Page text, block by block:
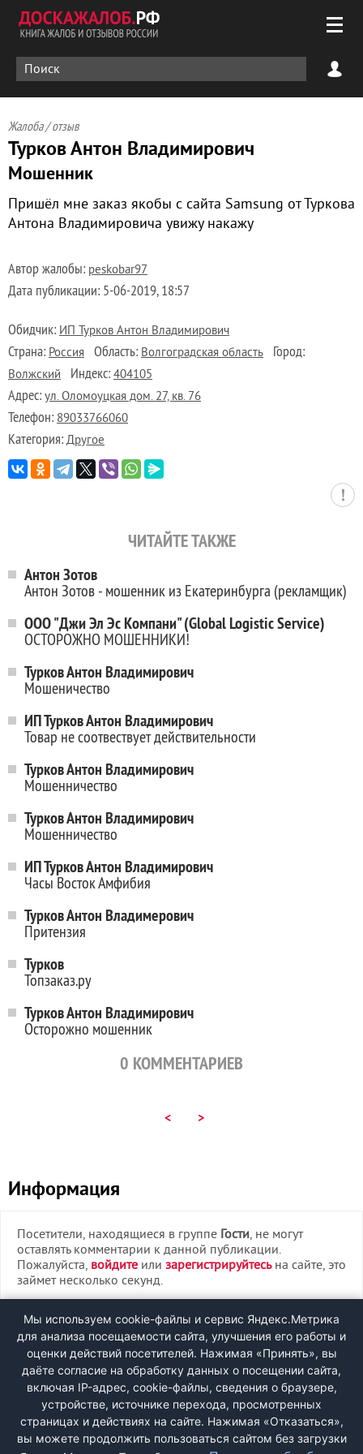
Жалоба / отзыв
Турков Антон Владимирович
Мошенник
Пришёл мне заказ якобы с сайта Samsung от Туркова
Антона Владимировича увижу накажу
Автор жалобы: peskobar97
Дата публикации: 5-06-2019, 18:57
Обидчик: ИП Турков Антон Владимирович
Страна: Россия Область: Волгоградская область Город:
Волжский Индекс: 404105
Адрес: ул. Оломоуцкая дом. 27, кв. 76
Телефон: 89033766060
Категория: Другое
ЧИТАЙТЕ ТАКЖЕ
Антон Зотов
Антон Зотов - мошенник из Екатеринбурга (рекламщик)
ООО "Джи Эл Эс Компани" (Global Logistic Service)
ОСТОРОЖНО МОШЕННИКИ!
Турков Антон Владимирович
Мошеничество
ИП Турков Антон Владимирович
Товар не соотвествует действительности
Турков Антон Владимирович
Мошенничество
Турков Антон Владимирович
Мошенничество
ИП Турков Антон Владимирович
Часы Восток Амфибия
Турков Антон Владимерович
Притензия
Турков
Топзаказ.ру
Турков Антон Владимирович
Осторожно мошенник
0 КОММЕНТАРИЕВ
< >
Информация
Посетители, находящиеся в группе Гости, не могут
оставлять комментарии к данной публикации.
Пожалуйста, войдите или зарегистрируйтесьна сайте, это
займет несколько секунд.
ВХОД
РЕГИСТРАЦИЯ
Быстрая регистрациячерез соцсети:
Мы используем cookie-файлы и сервис Яндекс.Метрика
для анализа посещаемости сайта, улучшения его работы и
оценки действий посетителей. Нажимая «Принять», вы
даёте согласие на обработку данных о посещении сайта,
включая IP-адрес, cookie-файлы, сведения о браузере,
устройстве, источнике перехода, просмотренных
страницах и действиях на сайте. Нажимая «Отказаться»,
вы можете продолжить пользоваться сайтом без загрузки